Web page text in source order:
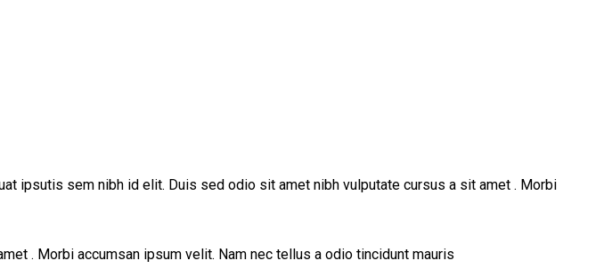
ipsutis sem nibh id elit. Duis sed odio sit amet nibh vulputate cursus a sit amet . Morbi
. Morbi accumsan ipsum velit. Nam nec tellus a odio tincidunt mauris